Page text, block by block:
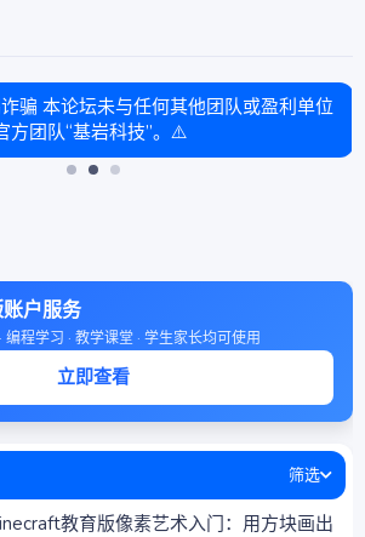
骗 本论坛未与任何其他团队或盈利单位
方团队“基岩科技”。⚠️
户服务
编程学习 · 教学课堂 · 学生家长均可使用
立即查看
筛选
教育版像素艺术入门：用方块画出